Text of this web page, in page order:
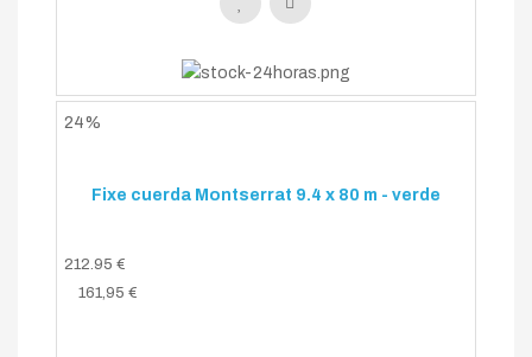
24%
Fixe cuerda Montserrat 9.4 x 80 m - verde
212.95 €
161,95 €